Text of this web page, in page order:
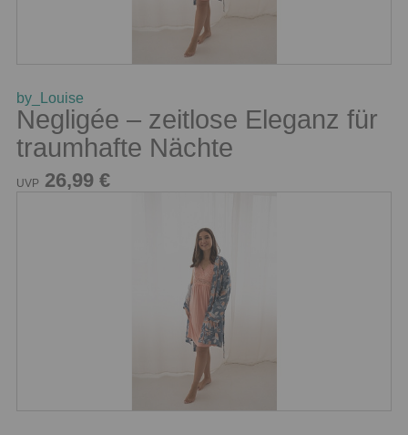
by_Louise
Negligée – zeitlose Eleganz für
traumhafte Nächte
UVP 26,99 €